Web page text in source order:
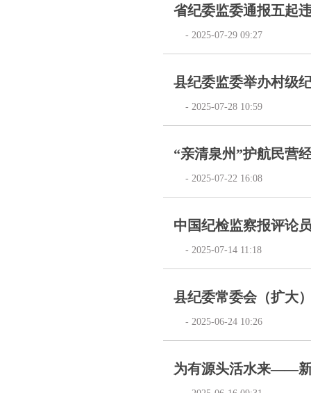
省纪委监委通报五起
- 2025-07-29 09:27
县纪委监委举办村级
- 2025-07-28 10:59
“亲清泉州”护航民营
- 2025-07-22 16:08
中国纪检监察报评论
- 2025-07-14 11:18
县纪委常委会（扩大
- 2025-06-24 10:26
为有源头活水来——新